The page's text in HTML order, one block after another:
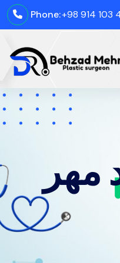
Phone:+98 914 103
مهر